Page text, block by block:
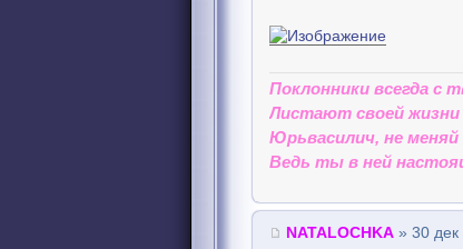
Поклонники всегда с
Листают своей жизни
Юрьвасилич, не
Ведь ты в ней
NATALOCHKA » 30